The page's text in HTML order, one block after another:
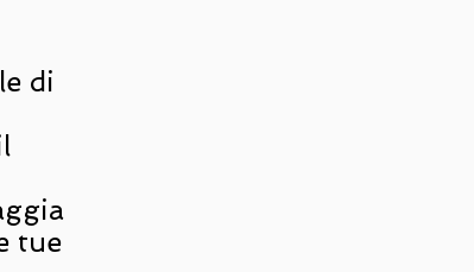
di
tue